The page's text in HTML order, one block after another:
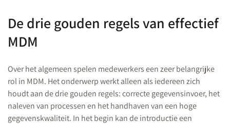
De drie gouden regels van effectief
MDM
Over het algemeen spelen medewerkers een zeer belangrijke
rol in MDM. Het onderwerp werkt alleen als iedereen zich
houdt aan de drie gouden regels: correcte gegevensinvoer, het
naleven van processen en het handhaven van een hoge
gegevenskwaliteit. In het begin kan de introductie een